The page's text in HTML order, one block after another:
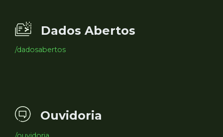
Dados Abertos
/dadosabertos
Ouvidoria